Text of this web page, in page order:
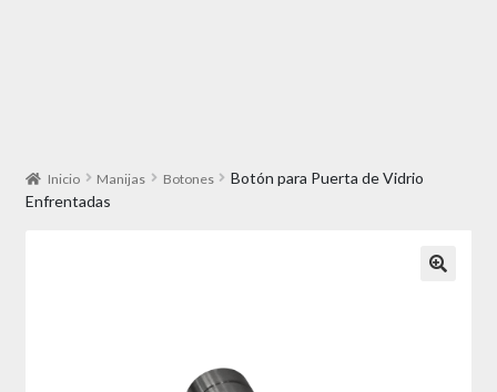
Inicio Manijas Botones
Botón para Puerta de Vidrio
Enfrentadas